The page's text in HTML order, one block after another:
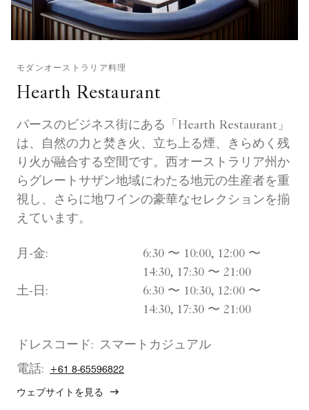
モダンオーストラリア料理
Hearth Restaurant
パースのビジネス街にある「Hearth Restaurant」
は、自然の力と焚き火、立ち上る煙、きらめく残
り火が融合する空間です。西オーストラリア州か
らグレートサザン地域にわたる地元の生産者を重
視し、さらに地ワインの豪華なセレクションを揃
えています。
月-金:
6:30 〜 10:00, 12:00 〜
14:30, 17:30 〜 21:00
土-日:
6:30 〜 10:30, 12:00 〜
14:30, 17:30 〜 21:00
ドレスコード: スマートカジュアル
電話:
+61 8-65596822
ウェブサイトを見る